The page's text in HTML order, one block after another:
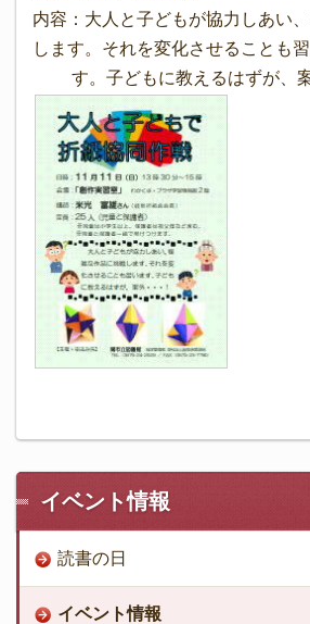
内容：大人と子どもが協力しあい
します。それを変化させることも習
す。子どもに教えるはずが、案
イベント情報
読書の日
イベント情報